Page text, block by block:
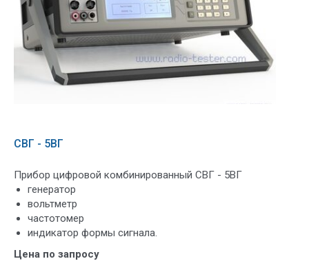
СВГ - 5ВГ
Прибор цифровой комбинированный СВГ - 5ВГ
генератор
вольтметр
частотомер
индикатор формы сигнала.
Цена по запросу